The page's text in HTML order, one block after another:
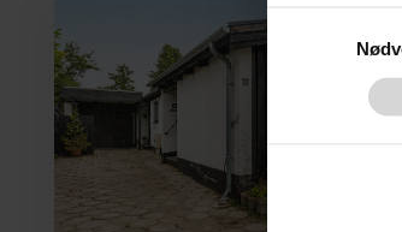
Ved at
Consent